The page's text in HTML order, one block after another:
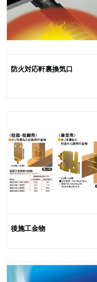
防火対応軒裏換気口
後施工金物